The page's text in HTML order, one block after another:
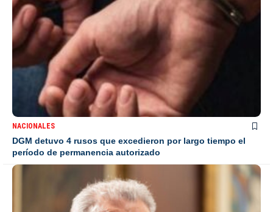
NACIONALES
DGM detuvo 4 rusos que excedieron por largo tiempo el
período de permanencia autorizado